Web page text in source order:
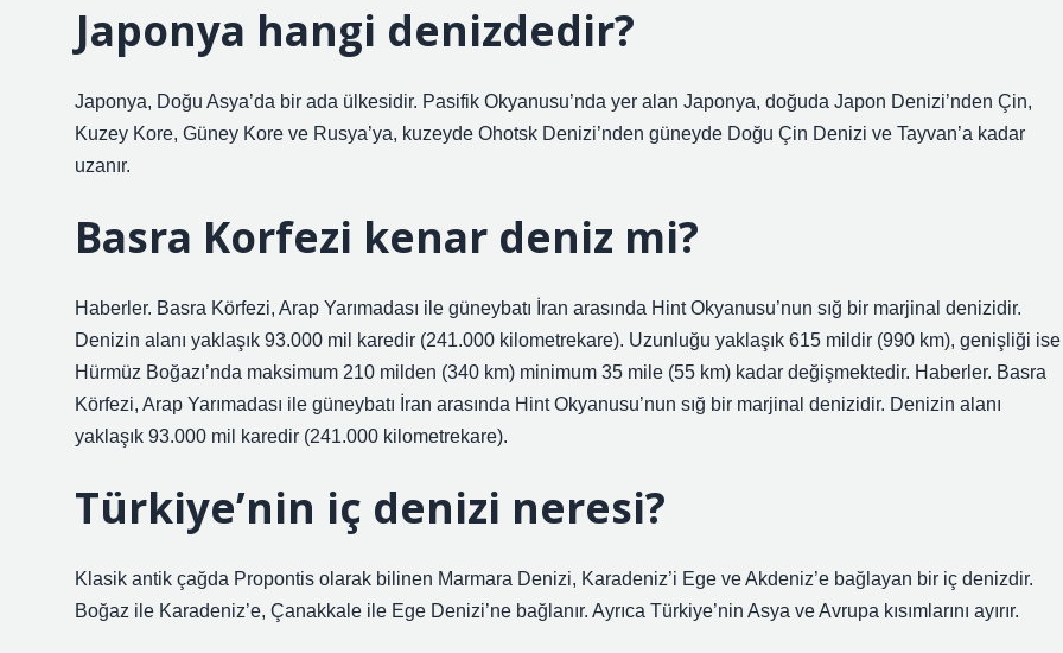
Japonya hangi denizdedir?
Japonya, Doğu Asya’da bir ada ülkesidir. Pasifik Okyanusu’nda yer alan Japonya, doğuda Japon Denizi’nden Çin,
Kuzey Kore, Güney Kore ve Rusya’ya, kuzeyde Ohotsk Denizi’nden güneyde Doğu Çin Denizi ve Tayvan’a kadar
uzanır.
Basra Korfezi kenar deniz mi?
Haberler. Basra Körfezi, Arap Yarımadası ile güneybatı İran arasında Hint Okyanusu’nun sığ bir marjinal denizidir.
Denizin alanı yaklaşık 93.000 mil karedir (241.000 kilometrekare). Uzunluğu yaklaşık 615 mildir (990 km), genişliği ise
Hürmüz Boğazı’nda maksimum 210 milden (340 km) minimum 35 mile (55 km) kadar değişmektedir. Haberler. Basra
Körfezi, Arap Yarımadası ile güneybatı İran arasında Hint Okyanusu’nun sığ bir marjinal denizidir. Denizin alanı
yaklaşık 93.000 mil karedir (241.000 kilometrekare).
Türkiye’nin iç denizi neresi?
Klasik antik çağda Propontis olarak bilinen Marmara Denizi, Karadeniz’i Ege ve Akdeniz’e bağlayan bir iç denizdir.
Boğaz ile Karadeniz’e, Çanakkale ile Ege Denizi’ne bağlanır. Ayrıca Türkiye’nin Asya ve Avrupa kısımlarını ayırır.